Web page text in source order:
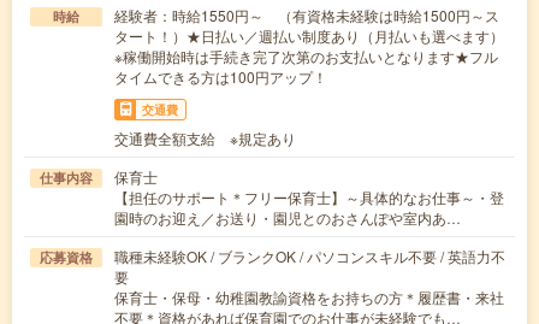
時給
経験者：時給1550円～ （有資格未経験は時給1500円～ス
タート！）★日払い／週払い制度あり（月払いも選べます）
※稼働開始時は手続き完了次第のお支払いとなります★フル
タイムできる方は100円アップ！
交通費
交通費全額支給 ※規定あり
仕事内容
保育士
【担任のサポート＊フリー保育士】～具体的なお仕事～・登
園時のお迎え／お送り・園児とのおさんぽや室内あ…
応募資格
職種未経験OK / ブランクOK / パソコンスキル不要 / 英語力不
要
保育士・保母・幼稚園教諭資格をお持ちの方＊履歴書・来社
不要＊資格があれば保育園でのお仕事が未経験でも…